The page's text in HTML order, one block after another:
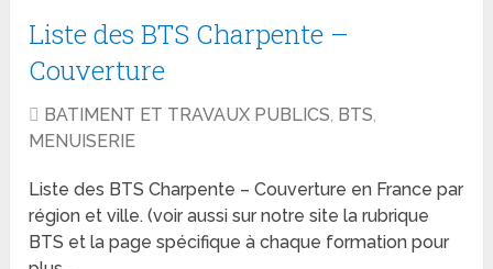
Liste des BTS Charpente –
Couverture
BATIMENT ET TRAVAUX PUBLICS, BTS,
MENUISERIE
Liste des BTS Charpente – Couverture en France par
région et ville. (voir aussi sur notre site la rubrique
BTS et la page spécifique à chaque formation pour